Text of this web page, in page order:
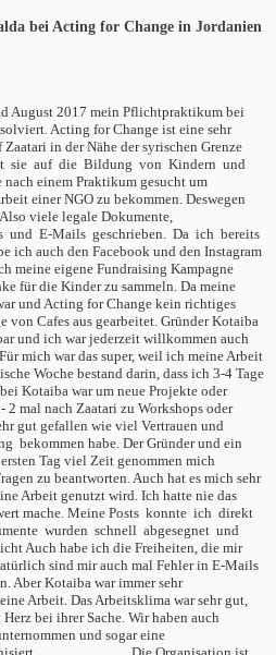
bei Acting for Change in Jordanien
2017 mein Pflichtpraktikum bei
Acting for Change ist eine sehr
in der Nähe der syrischen Grenze
sie auf die Bildung von Kindern und
einem Praktikum gesucht um
einer NGO zu bekommen. Deswegen
viele legale Dokumente,
und E-Mails geschrieben. Da ich bereits
ich auch den Facebook und den Instagram
meine eigene Fundraising Kampagne
für die Kinder zu sammeln. Da meine
und Acting for Change kein richtiges
von Cafes aus gearbeitet. Gründer Kotaiba
und ich war jederzeit willkommen auch
mich war das super, weil ich meine Arbeit
Woche bestand darin, dass ich 3-4 Tage
Kotaiba war um neue Projekte oder
2 mal nach Zaatari zu Workshops oder
gut gefallen wie viel Vertrauen und
bekommen habe. Der Gründer und ein
Tag viel Zeit genommen mich
zu beantworten. Auch hat es mich sehr
Arbeit genutzt wird. Ich hatte nie das
mache. Meine Posts konnte ich direkt
wurden schnell abgesegnet und
Auch habe ich die Freiheiten, die mir
sind mir auch mal Fehler in E-Mails
Aber Kotaiba war immer sehr
Arbeit. Das Arbeitsklima war sehr gut,
bei ihrer Sache. Wir haben auch
und sogar eine